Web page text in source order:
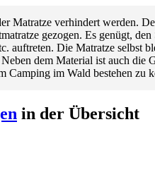
Matratze verhindert werden.
gezogen. Es genügt, den
auftreten. Die Matratze selbst
dem Material ist auch die
Camping im Wald bestehen zu
in der Übersicht